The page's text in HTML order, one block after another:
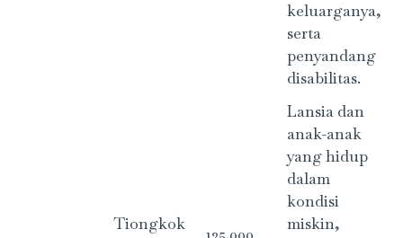
keluarganya,
serta
penyandang
disabilitas.
Tiongkok
Lansia dan
anak-anak
yang hidup
dalam
kondisi
miskin,